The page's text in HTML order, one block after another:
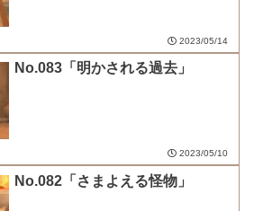
2023/05/14
No.083「明かされる過去」
2023/05/10
No.082「さまよえる怪物」